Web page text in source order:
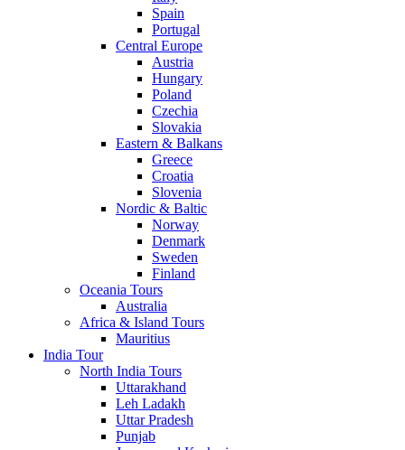
Spain
Portugal
Central Europe
Austria
Hungary
Poland
Czechia
Slovakia
Eastern & Balkans
Greece
Croatia
Slovenia
Nordic & Baltic
Norway
Denmark
Sweden
Finland
Oceania Tours
Australia
Africa & Island Tours
Mauritius
India Tour
North India Tours
Uttarakhand
Leh Ladakh
Uttar Pradesh
Punjab